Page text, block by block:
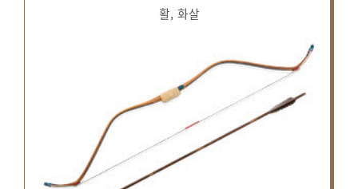
활, 화살